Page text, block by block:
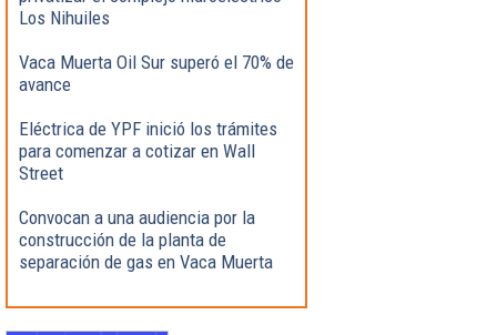
Los Nihuiles
Vaca Muerta Oil Sur superó el 70% de
avance
Eléctrica de YPF inició los trámites
para comenzar a cotizar en Wall
Street
Convocan a una audiencia por la
construcción de la planta de
separación de gas en Vaca Muerta